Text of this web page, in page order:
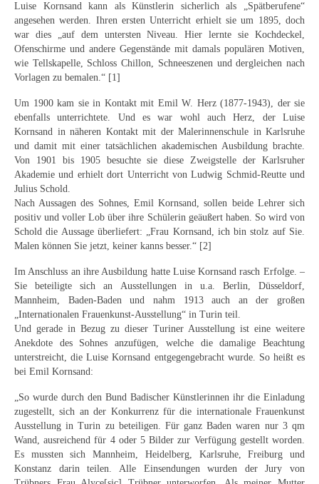
Expressiver Realismus
Motive
Abstraktion
Industrie & Arbeit
Mediterrane Landschaft
Norddeutsche Landschaften
Süddeutsche Landschaft
Selbstbildnisse
Stillleben
Neues
Tägliche Dosis Kunst
Themenflyer
Themenflyer: Trügerische Idyllen
Themenflyer: Buch und Schrift in der Kunst
Themenflyer: Sehnsucht Süden
Themenflyer: Walter Becker
Luise Kornsand kann als Künstlerin sicherlich als „Spätberufene“
angesehen werden. Ihren ersten Unterricht erhielt sie um 1895, doch
war dies „auf dem untersten Niveau. Hier lernte sie Kochdeckel,
Ofenschirme und andere Gegenstände mit damals populären Motiven,
wie Tellskapelle, Schloss Chillon, Schneeszenen und dergleichen nach
Vorlagen zu bemalen.“ [1]
Um 1900 kam sie in Kontakt mit Emil W. Herz (1877-1943), der sie
ebenfalls unterrichtete. Und es war wohl auch Herz, der Luise
Kornsand in näheren Kontakt mit der Malerinnenschule in Karlsruhe
und damit mit einer tatsächlichen akademischen Ausbildung brachte.
Von 1901 bis 1905 besuchte sie diese Zweigstelle der Karlsruher
Akademie und erhielt dort Unterricht von Ludwig Schmid-Reutte und
Julius Schold.
Nach Aussagen des Sohnes, Emil Kornsand, sollen beide Lehrer sich
positiv und voller Lob über ihre Schülerin geäußert haben. So wird von
Schold die Aussage überliefert: „Frau Kornsand, ich bin stolz auf Sie.
Malen können Sie jetzt, keiner kanns besser.“ [2]
Im Anschluss an ihre Ausbildung hatte Luise Kornsand rasch Erfolge. –
Sie beteiligte sich an Ausstellungen in u.a. Berlin, Düsseldorf,
Mannheim, Baden-Baden und nahm 1913 auch an der großen
„Internationalen Frauenkunst-Ausstellung“ in Turin teil.
Und gerade in Bezug zu dieser Turiner Ausstellung ist eine weitere
Anekdote des Sohnes anzufügen, welche die damalige Beachtung
unterstreicht, die Luise Kornsand entgegengebracht wurde. So heißt es
bei Emil Kornsand:
„So wurde durch den Bund Badischer Künstlerinnen ihr die Einladung
zugestellt, sich an der Konkurrenz für die internationale Frauenkunst
Ausstellung in Turin zu beteiligen. Für ganz Baden waren nur 3 qm
Wand, ausreichend für 4 oder 5 Bilder zur Verfügung gestellt worden.
Es mussten sich Mannheim, Heidelberg, Karlsruhe, Freiburg und
Konstanz darin teilen. Alle Einsendungen wurden der Jury von